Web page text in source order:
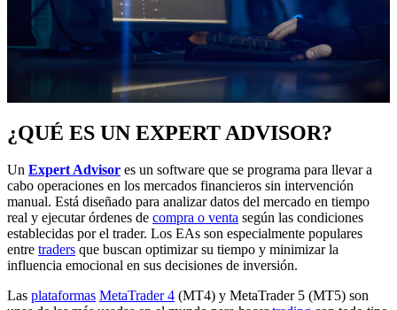
¿QUÉ ES UN EXPERT ADVISOR?
Un Expert Advisor es un software que se programa para llevar a
cabo operaciones en los mercados financieros sin intervención
manual. Está diseñado para analizar datos del mercado en tiempo
real y ejecutar órdenes de compra o venta según las condiciones
establecidas por el trader. Los EAs son especialmente populares
entre traders que buscan optimizar su tiempo y minimizar la
influencia emocional en sus decisiones de inversión.
Las plataformas MetaTrader 4 (MT4) y MetaTrader 5 (MT5) son